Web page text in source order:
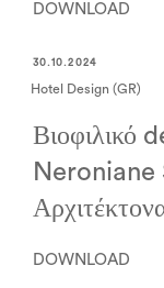
DOWNLOAD
30.10.2024
Hotel Design (GR)
Βιοφιλικό
Neroniane
DOWNLOAD